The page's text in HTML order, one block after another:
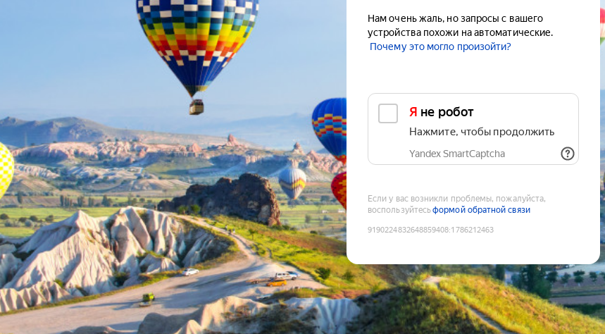
Нам очень жаль, но запросы с вашего
устройства похожи на автоматические.
Почему это могло произойти?
Я не робот
Нажмите, чтобы продолжить
Yandex SmartCaptcha
Если у вас возникли проблемы, пожалуйста,
воспользуйтесьформой обратной связи
9190224832648859408:1786212463